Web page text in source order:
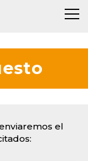
el